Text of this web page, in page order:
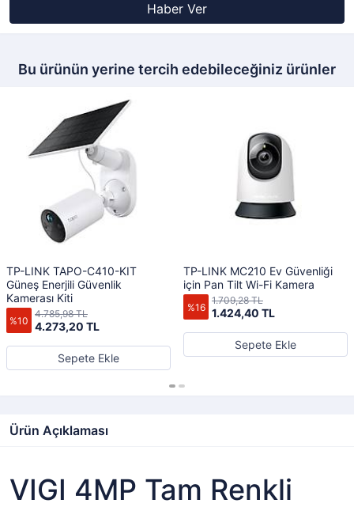
Haber Ver
Bu ürünün yerine tercih edebileceğiniz ürünler
TP-LINK TAPO-C410-KIT
Güneş Enerjili Güvenlik
Kamerası Kiti
%10 4.273,20 TL
4.785,98 TL
Sepete Ekle
TP-LINK MC210 Ev Güvenliği
için Pan Tilt Wi-Fi Kamera
%16 1.424,40 TL
1.709,28 TL
Sepete Ekle
Ürün Açıklaması
VIGI 4MP Tam Renkli